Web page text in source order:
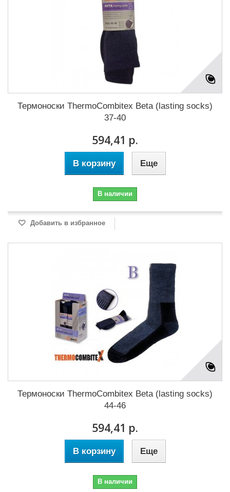
Термоноски ThermoCombitex Beta (lasting socks)
37-40
594,41 р.
В корзину Еще
В наличии
Добавить в избранное
Термоноски ThermoCombitex Beta (lasting socks)
44-46
594,41 р.
В корзину Еще
В наличии